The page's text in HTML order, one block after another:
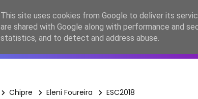
ESC2027 JESC2026 FC2026
Chipre Eleni Foureira ESC2018
This site uses cookies from Google to deliver its
are shared with Google along with performance and
statistics, and to detect and address abuse.